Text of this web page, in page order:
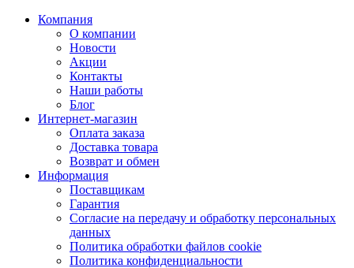
Компания
О компании
Новости
Акции
Контакты
Наши работы
Блог
Интернет-магазин
Оплата заказа
Доставка товара
Возврат и обмен
Информация
Поставщикам
Гарантия
Согласие на передачу и обработку персональных
данных
Политика обработки файлов cookie
Политика конфиденциальности